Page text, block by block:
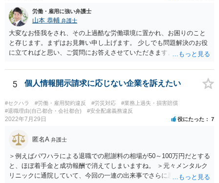
労働・雇用に強い弁護士
山本 恭輔 弁護士
大変なお怪我をされ、その上過酷な労働環境に置かれ、お困りのこと
と存じます。まずはお見舞い申し上げます。 少しでも問題解決のお役
に立てればと思い、ご質問にお答えさせていただきます。 ご相談者の
我に関しては労災保険からの給付や会社からの損害賠償が、過重労働
に関しては未払残業代の支払が受けられる可能性がある事案とお見受
けします。 請求が認められる可能性や採るべき手続を検討するには、
様々な事情のヒアリングや証拠資料の検討が必要になるため、今後の
方針の検討も含め、一度面談にて法律相談をされることをおすすめし
ます。
5 個人情報開示請求に応じない企業を訴えたい
#セクハラ #労働・雇用契約違反 #労災対応
#業務上過失・損害賠償
#退職理由(自己都合・会社都合)
#安全配慮義務違反
2022年7月29日 役にたった 7
匿名A 弁護士
＞例えばパワハラによる退職での慰謝料の相場が50～100万円だとする
と、ほぼ着手金と成功報酬で消えてしまいますね。 ＞元々メンタルク
リニックに通院していて、今回の一連の出来事でさらに悪化した事実